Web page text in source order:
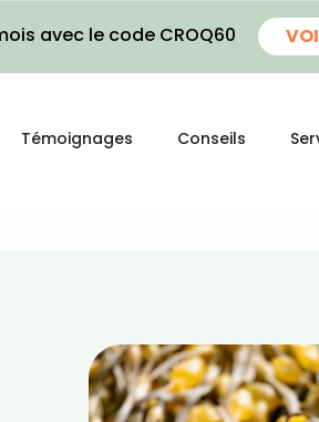
avec le code CROQ60
Témoignages Conseils